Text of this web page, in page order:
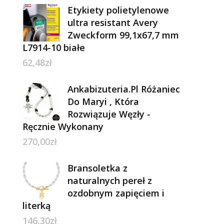
Etykiety polietylenowe
ultra resistant Avery
Zweckform 99,1x67,7 mm
L7914-10 białe
62,48zł
Ankabizuteria.Pl Różaniec
Do Maryi , Która
Rozwiązuje Węzły -
Ręcznie Wykonany
270,00zł
Bransoletka z
naturalnych pereł z
ozdobnym zapięciem i
literką
146,30zł